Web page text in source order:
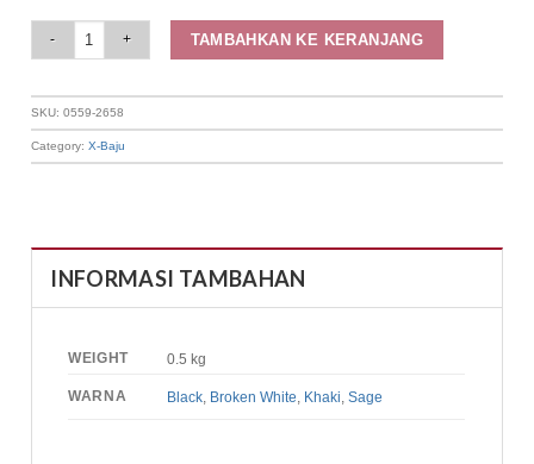
TAMBAHKAN KE KERANJANG
SKU:0559-2658
Category:X-Baju
INFORMASI TAMBAHAN
WEIGHT 0.5 kg
WARNA Black Broken White Khaki ,Sage